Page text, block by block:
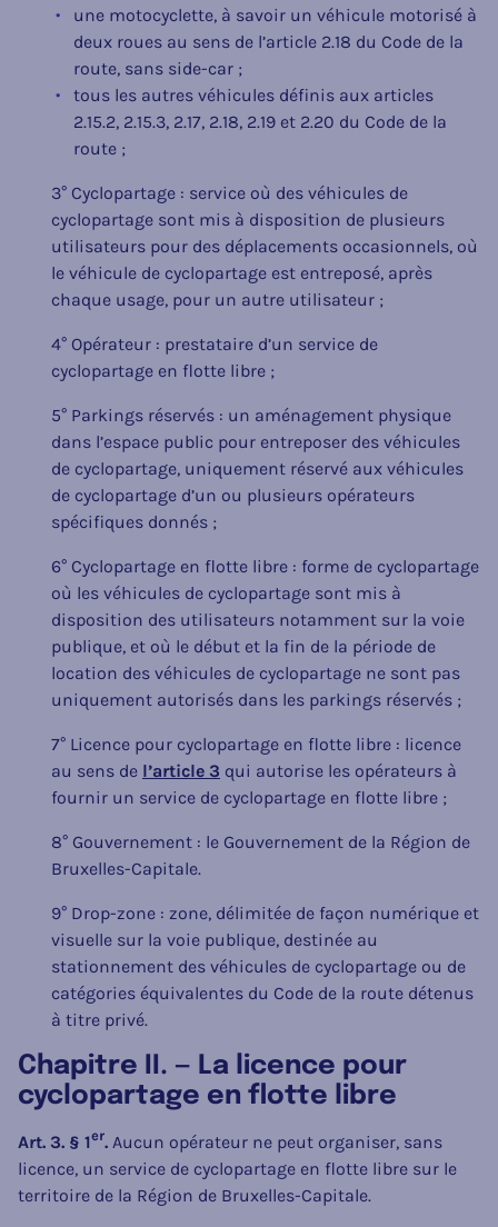
une motocyclette, à savoir un véhicule motorisé à
deux roues au sens de l’article 2.18 du Code de la
route, sans side-car ;
tous les autres véhicules définis aux articles
2.15.2, 2.15.3, 2.17, 2.18, 2.19 et 2.20 du Code de la
route ;
3° Cyclopartage : service où des véhicules de
cyclopartage sont mis à disposition de plusieurs
utilisateurs pour des déplacements occasionnels, où
le véhicule de cyclopartage est entreposé, après
chaque usage, pour un autre utilisateur ;
4° Opérateur : prestataire d’un service de
cyclopartage en flotte libre ;
5° Parkings réservés : un aménagement physique
dans l’espace public pour entreposer des véhicules
de cyclopartage, uniquement réservé aux véhicules
de cyclopartage d’un ou plusieurs opérateurs
spécifiques donnés ;
6° Cyclopartage en flotte libre : forme de cyclopartage
où les véhicules de cyclopartage sont mis à
disposition des utilisateurs notamment sur la voie
publique, et où le début et la fin de la période de
location des véhicules de cyclopartage ne sont pas
uniquement autorisés dans les parkings réservés ;
7° Licence pour cyclopartage en flotte libre : licence
au sens de l’article 3 qui autorise les opérateurs à
fournir un service de cyclopartage en flotte libre ;
8° Gouvernement : le Gouvernement de la Région de
Bruxelles-Capitale.
9° Drop-zone : zone, délimitée de façon numérique et
visuelle sur la voie publique, destinée au
stationnement des véhicules de cyclopartage ou de
catégories équivalentes du Code de la route détenus
à titre privé.
Chapitre II. — La licence pour
cyclopartage en flotte libre
Art. 3. § 1er. Aucun opérateur ne peut organiser, sans
licence, un service de cyclopartage en flotte libre sur le
territoire de la Région de Bruxelles-Capitale.